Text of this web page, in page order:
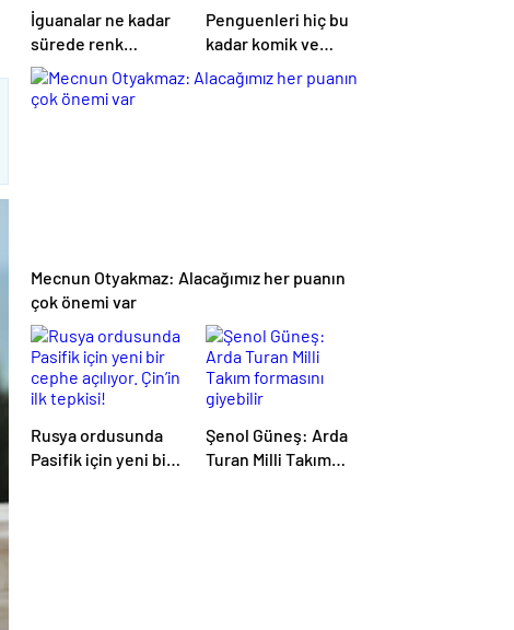
İguanalar ne kadar
sürede renk
değiştirebilir ?
Detaylar burada…
Penguenleri hiç bu
kadar komik ve
yakından
görmemiştiniz
Mecnun Otyakmaz: Alacağımız her puanın
çok önemi var
Rusya ordusunda
Pasifik için yeni bir
Şenol Güneş: Arda
Turan Milli Takım